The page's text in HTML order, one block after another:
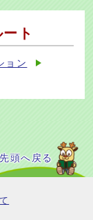
ト
ョン
頭へ戻る